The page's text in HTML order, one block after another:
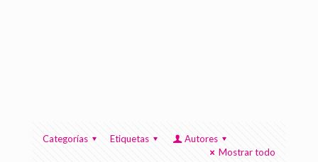
Categorías Etiquetas
Autores
Mostrar todo